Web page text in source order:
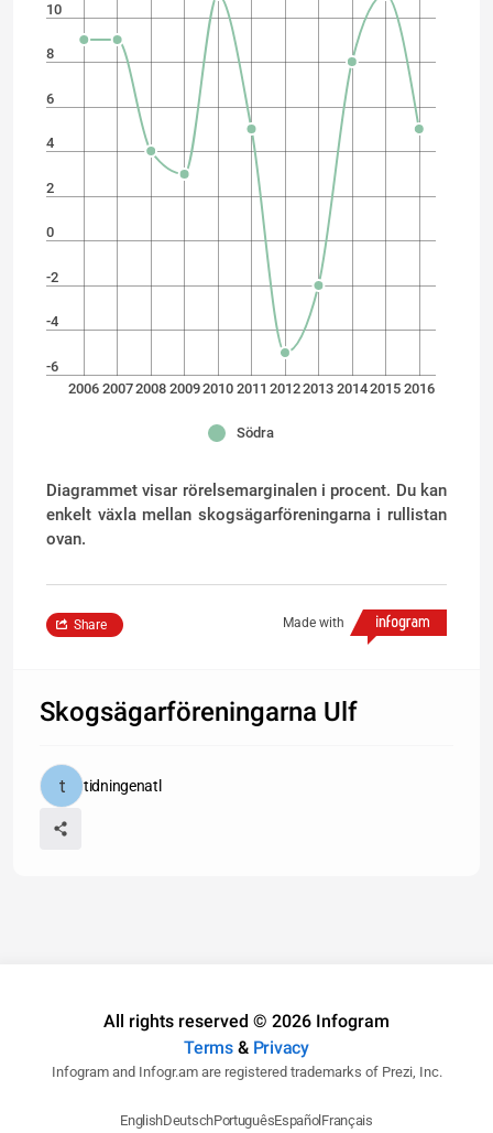
-6
-4
-2
0
2
4
6
8
10
2006 20072008 20092010 2011 20122013 20142015 2016
Södra
Diagrammet visar rörelsemarginalen i procent. Du kan
enkelt växla mellan skogsägarföreningarna i rullistan
ovan.
Made with
Share
Skogsägarföreningarna Ulf
tidningenatl
All rights reserved © 2026 Infogram
Terms& Privacy
Infogram and Infogr.am are registered trademarks of Prezi, Inc.
EnglishDeutschPortuguêsEspañol Français